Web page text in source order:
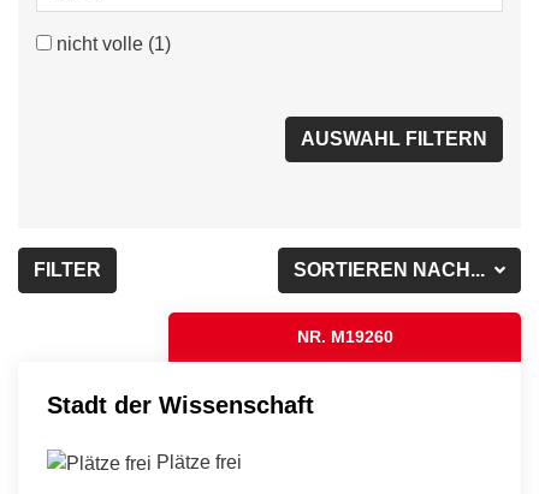
nicht volle (1)
SORTIEREN NACH...
FILTER
NR. M19260
Stadt der Wissenschaft
Plätze frei